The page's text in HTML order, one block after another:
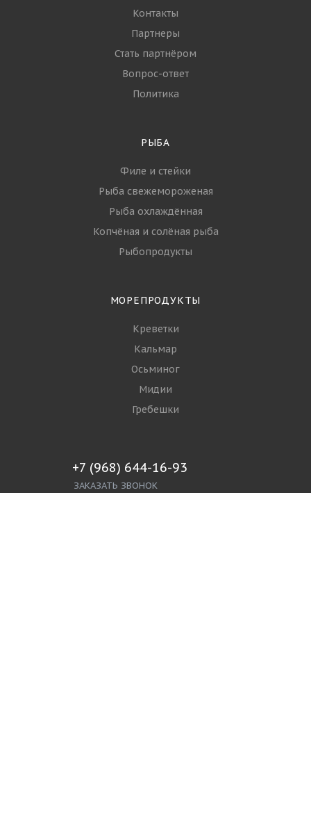
Контакты
Партнеры
Стать партнёром
Вопрос-ответ
Политика
РЫБА
Филе и стейки
Рыба свежемороженая
Рыба охлаждённая
Копчёная и солёная рыба
Рыбопродукты
МОРЕПРОДУКТЫ
Креветки
Кальмар
Осьминог
Мидии
Гребешки
+7 (968) 644-16-93
ЗАКАЗАТЬ ЗВОНОК